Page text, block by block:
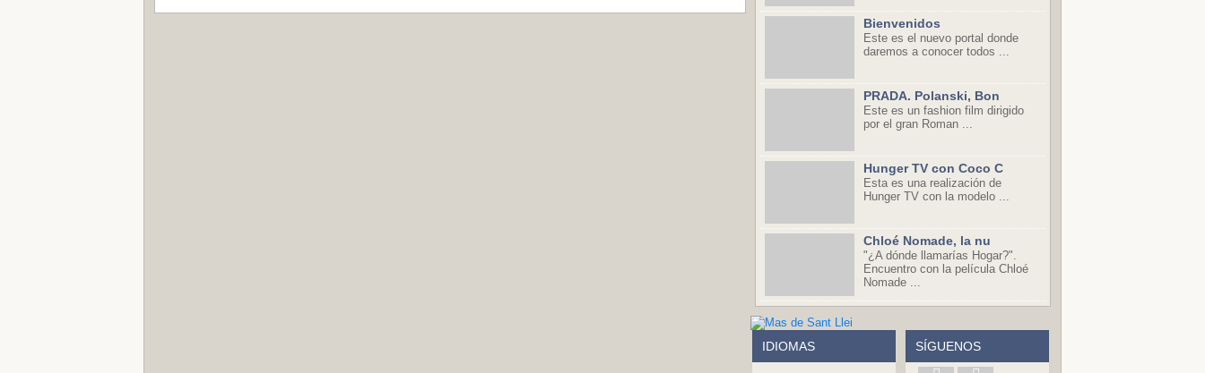
Bienvenidos
Este es el nuevo portal donde
daremos a conocer todos ...
PRADA. Polanski, Bon
Este es un fashion film dirigido
por el gran Roman ...
Hunger TV con Coco C
Esta es una realización de
Hunger TV con la modelo ...
Chloé Nomade, la nu
"¿A dónde llamarías Hogar?".
Encuentro con la película Chloé
Nomade ...
IDIOMAS SÍGUENOS